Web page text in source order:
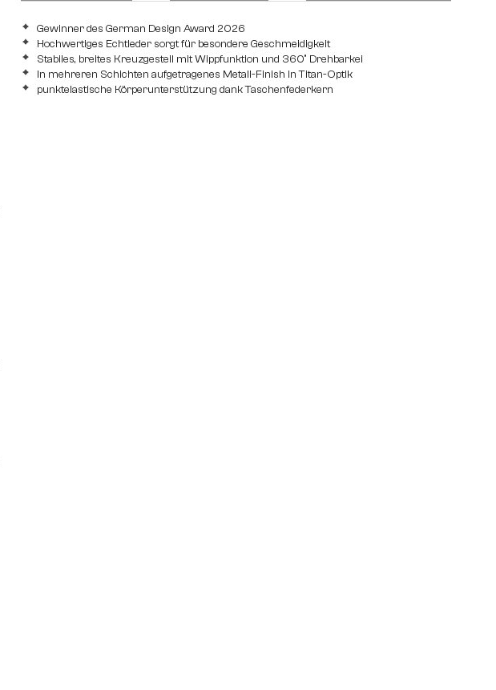
Gewinner des German Design Award 2026
Hochwertiges Echtleder sorgt für besondere Geschmeidigkeit
Stabiles, breites Kreuzgestell mit Wippfunktion und 360° Drehbarkei
In mehreren Schichten aufgetragenes Metall-Finish in Titan-Optik
punktelastische Körperunterstützung dank Taschenfederkern